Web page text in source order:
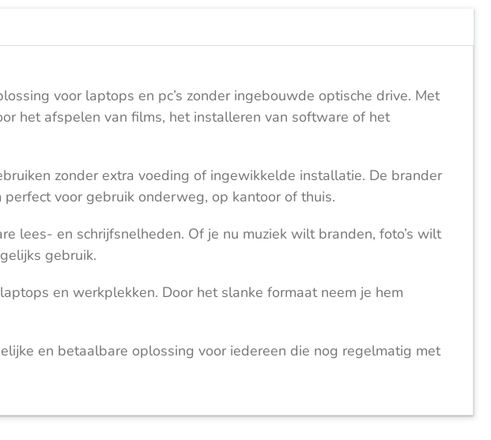
voor laptops en pc’s zonder ingebouwde optische drive. Met
het afspelen van films, het installeren van software of het
zonder extra voeding of ingewikkelde installatie. De brander
voor gebruik onderweg, op kantoor of thuis.
lees- en schrijfsnelheden. Of je nu muziek wilt branden, foto’s wilt
gebruik.
en werkplekken. Door het slanke formaat neem je hem
en betaalbare oplossing voor iedereen die nog regelmatig met